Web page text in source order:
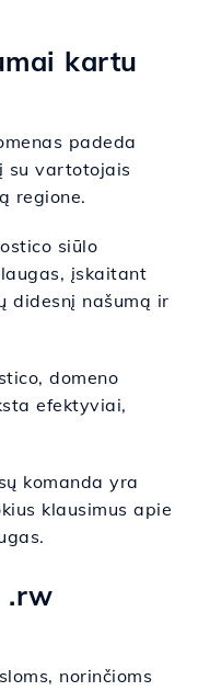
kartu
padeda
su vartotojais
regione.
siūlo
įskaitant
didesnį našumą ir
domeno
efektyviai,
komanda yra
klausimus apie
.rw
norinčioms